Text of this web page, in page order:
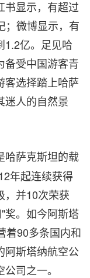
书显示，有超过
；微博显示，有
1.2亿。足见哈
备受中国游客青
客选择踏上哈萨
迷人的自然景
哈萨克斯坦的载
年起连续获得
，并10次荣获
奖。如今阿斯塔
着90多条国内和
阿斯塔纳航空公
司之一。